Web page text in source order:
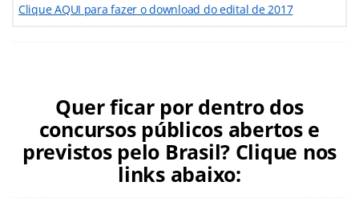
Clique AQUI para fazer o download do edital de 2017
Quer ficar por dentro dos
concursos públicos abertos e
previstos pelo Brasil? Clique nos
links abaixo: